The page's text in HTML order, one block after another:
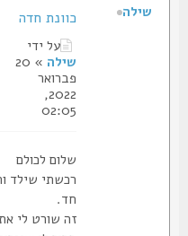
כוונת חדה
על ידי
שילה
» 20
פברואר
2022,
02:05
שלום לכולם
רכשתי שילד
זה שורט לי את
שילה